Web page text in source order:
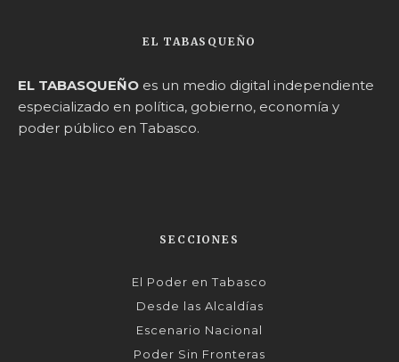
EL TABASQUEÑO
EL TABASQUEÑO es un medio digital independiente
especializado en política, gobierno, economía y
poder público en Tabasco.
SECCIONES
El Poder en Tabasco
Desde las Alcaldías
Escenario Nacional
Poder Sin Fronteras